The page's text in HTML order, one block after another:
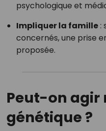
psychologique et
Impliquer la famille:
concernés, une prise
proposée.
Peut-on agir
génétique ?